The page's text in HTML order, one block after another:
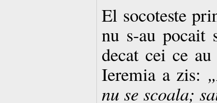
El socoteste
nu s-au
decat cei ce
Ieremia a zis:
nu se scoala;